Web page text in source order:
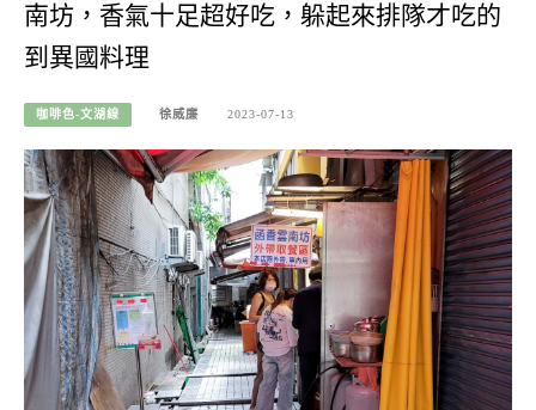
南坊，香氣十足超好吃，躲起來排隊才吃的
到異國料理
咖啡色-文湖線 徐威廉 2023-07-13